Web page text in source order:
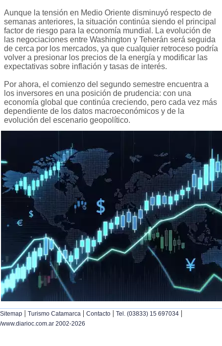
Aunque la tensión en Medio Oriente disminuyó respecto de
semanas anteriores, la situación continúa siendo el principal
factor de riesgo para la economía mundial. La evolución de
las negociaciones entre Washington y Teherán será seguida
de cerca por los mercados, ya que cualquier retroceso podría
volver a presionar los precios de la energía y modificar las
expectativas sobre inflación y tasas de interés.
Por ahora, el comienzo del segundo semestre encuentra a
los inversores en una posición de prudencia: con una
economía global que continúa creciendo, pero cada vez más
dependiente de los datos macroeconómicos y de la
evolución del escenario geopolítico.
Sitemap | Turismo Catamarca | Contacto | Tel. (03833) 15 697034 |
/www.diarioc.com.ar 2002-2026